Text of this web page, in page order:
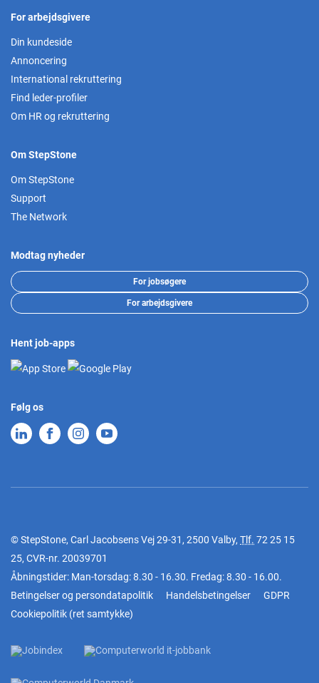
For arbejdsgivere
Din kundeside
Annoncering
International rekruttering
Find leder-profiler
Om HR og rekruttering
Om StepStone
Om StepStone
Support
The Network
Modtag nyheder
For jobsøgere
For arbejdsgivere
Hent job-apps
Følg os
© StepStone, Carl Jacobsens Vej 29-31, 2500 Valby, Tlf. 72 25 15
25, CVR-nr. 20039701
Åbningstider: Man-torsdag: 8.30 - 16.30. Fredag: 8.30 - 16.00.
Betingelser og persondatapolitik
Handelsbetingelser
GDPR
Cookiepolitik (ret samtykke)